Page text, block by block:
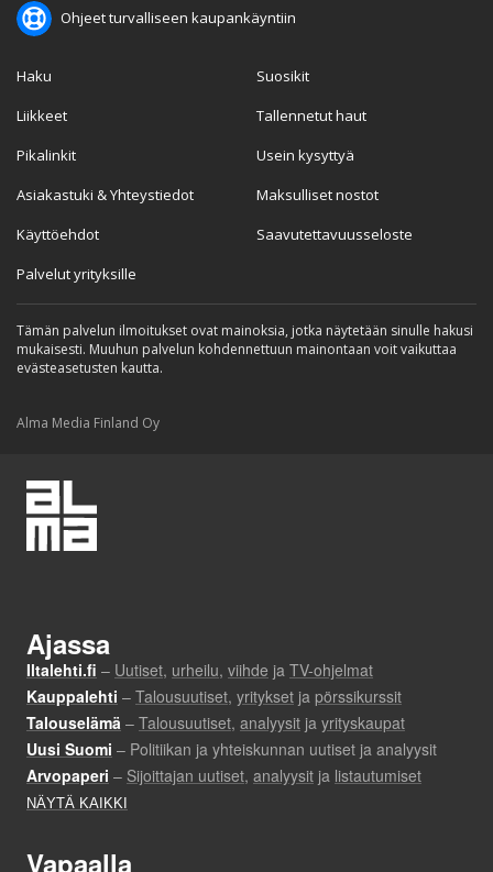
Ohjeet turvalliseen kaupankäyntiin
Haku
Liikkeet
Pikalinkit
Asiakastuki & Yhteystiedot
Käyttöehdot
Palvelut yrityksille
Suosikit
Tallennetut haut
Usein kysyttyä
Maksulliset nostot
Saavutettavuusseloste
Tämän palvelun ilmoitukset ovat mainoksia, jotka näytetään sinulle hakusi
mukaisesti. Muuhun palvelun kohdennettuun mainontaan voit vaikuttaa
evästeasetusten kautta.
Alma Media Finland Oy